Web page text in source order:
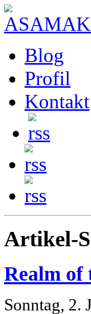
Blog
Profil
Kontakt
Artikel-
Realm
Sonntag, 2.